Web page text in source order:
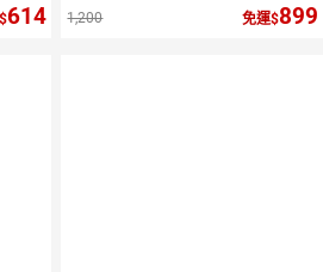
614 1,200 免運 899